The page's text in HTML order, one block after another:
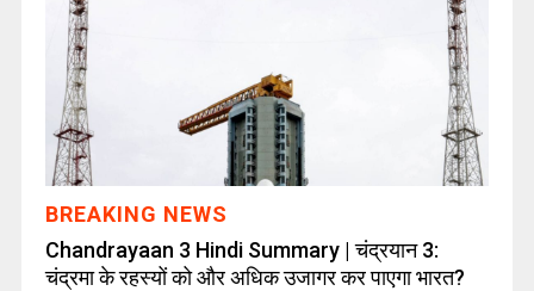
BREAKING NEWS
Chandrayaan 3 Hindi Summary | चंद्रयान 3:
चंद्रमा के रहस्यों को और अधिक उजागर कर पाएगा भारत?